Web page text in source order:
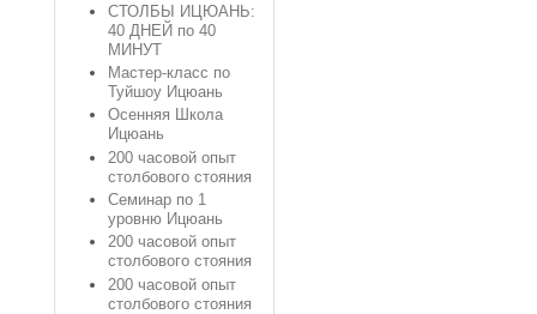
СТОЛБЫ ИЦЮАНЬ:
40 ДНЕЙ по 40
МИНУТ
Мастер-класс по
Туйшоу Ицюань
Осенняя Школа
Ицюань
200 часовой опыт
столбового стояния
Семинар по 1
уровню Ицюань
200 часовой опыт
столбового стояния
200 часовой опыт
столбового стояния